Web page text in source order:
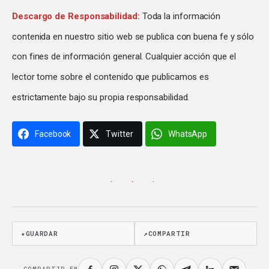
Descargo de Responsabilidad: Toda la información
contenida en nuestro sitio web se publica con buena fe y sólo
con fines de información general. Cualquier acción que el
lector tome sobre el contenido que publicamos es
estrictamente bajo su propia responsabilidad.
Facebook Twitter WhatsApp
· · ·
★GUARDAR ↗COMPARTIR